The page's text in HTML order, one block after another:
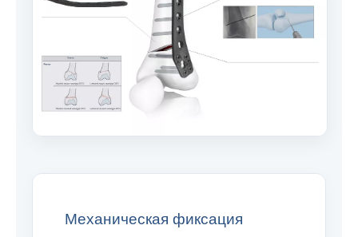
Механическая фиксация